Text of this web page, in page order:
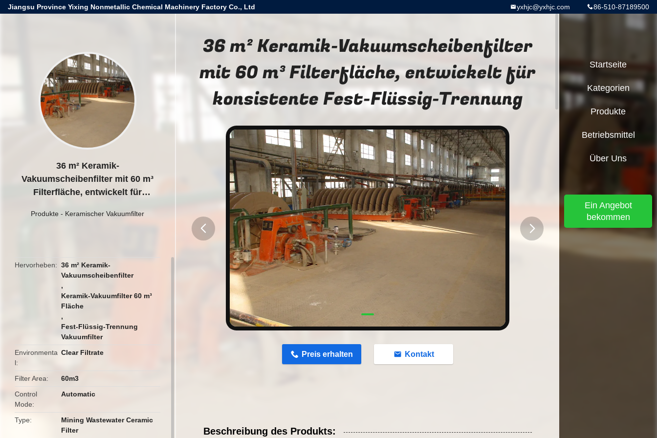
Jiangsu Province Yixing Nonmetallic Chemical Machinery Factory Co., Ltd 86-510-87189500
yxhjc@yxhjc.com
36 m² Keramik-
Vakuumscheibenfilter mit 60 m³
Filterfläche, entwickelt für
Produkte - Keramischer Vakuumfilter
Hervorheben
36 m² Keramik-
Vakuumscheibenfilter
,
Keramik-Vakuumfilter 60 m³
Fläche
,
Fest-Flüssig-Trennung
Vakuumfilter
Environmenta
l
Clear Filtrate
Filter Area
60m3
Control
Mode
Automatic
Type
Mining Wastewater Ceramic
Filter
36 m² Keramik-Vakuumscheibenfilter
mit 60 m³ Filterfläche, entwickelt für
konsistente Fest-Flüssig-Trennung
Preis erhalten Kontakt
Beschreibung des Produkts:
Startseite
Kategorien
Produkte
Betriebsmittel
Über Uns
Ein Angebot
bekommen